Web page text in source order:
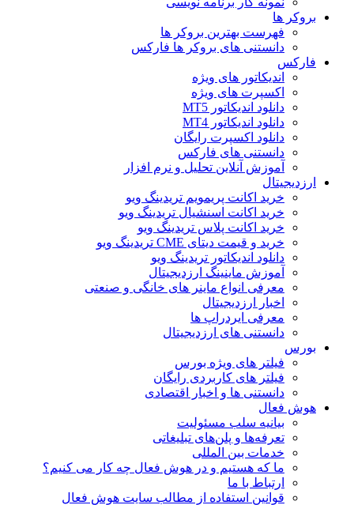
بروکر ها
فهرست بهترین بروکر ها
دانستنی های بروکر ها فارکس
فارکس
اندیکاتور های ویژه
اکسپرت های ویژه
دانلود اندیکاتور MT5
دانلود اندیکاتور MT4
دانلود اکسپرت رایگان
دانستنی های فارکس
آموزش آنلاین تحلیل و نرم افزار
ارزدیجیتال
خرید اکانت پریمویم تریدینگ ویو
خرید اکانت اسنشیال تریدینگ ویو
خرید اکانت پلاس تریدینگ ویو
خرید و قیمت دیتای CME تریدینگ ویو
دانلود اندیکاتور تریدینگ ویو
آموزش ماینینگ ارزدیجیتال
معرفی انواع ماینر های خانگی و صنعتی
اخبار ارزدیجیتال
معرفی ایردراپ ها
دانستنی های ارزدیجیتال
بورس
فیلتر های ویژه بورس
فیلتر های کاربردی رایگان
دانستنی ها و اخبار اقتصادی
هوش فعال
بیانیه سلب مسئولیت
تعرفه‌ها و پلن‌های تبلیغاتی
خدمات بین المللی
ما که هستیم و در هوش فعال چه کار می کنیم؟
ارتباط با ما
قوانین استفاده از مطالب سایت هوش فعال